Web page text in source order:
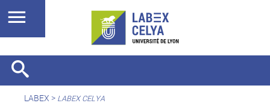
LABEX > LABEX CELYA